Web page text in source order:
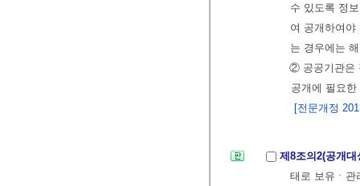
수 있도록 정
여 공개하여
는 경우에는
② 공공기관은
공개에 필요
[전문개정
제8조의2(공개
태로 보유ㆍ관